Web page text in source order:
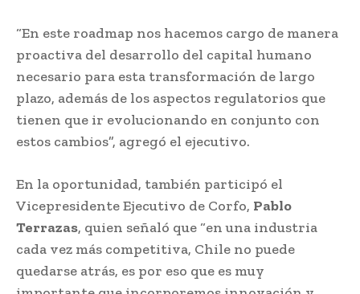
“En este roadmap nos hacemos cargo de manera
proactiva del desarrollo del capital humano
necesario para esta transformación de largo
plazo, además de los aspectos regulatorios que
tienen que ir evolucionando en conjunto con
estos cambios”, agregó el ejecutivo.
En la oportunidad, también participó el
Vicepresidente Ejecutivo de Corfo, Pablo
Terrazas, quien señaló que “en una industria
cada vez más competitiva, Chile no puede
quedarse atrás, es por eso que es muy